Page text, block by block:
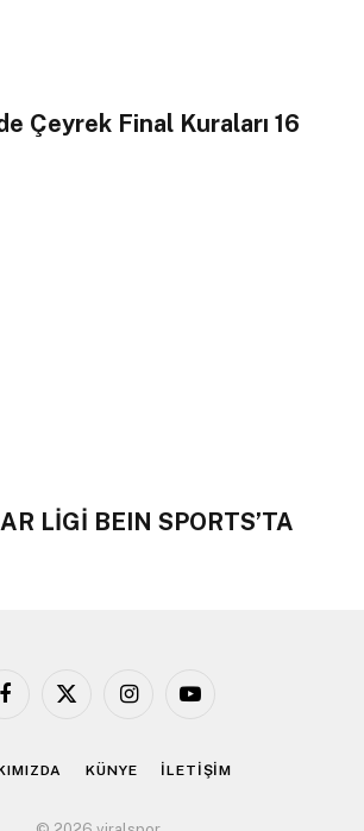
Çeyrek Final Kuraları 16
LİGİ BEIN SPORTS’TA
Facebook
X
InstagramYouTube
KÜNYE İLETİŞİM